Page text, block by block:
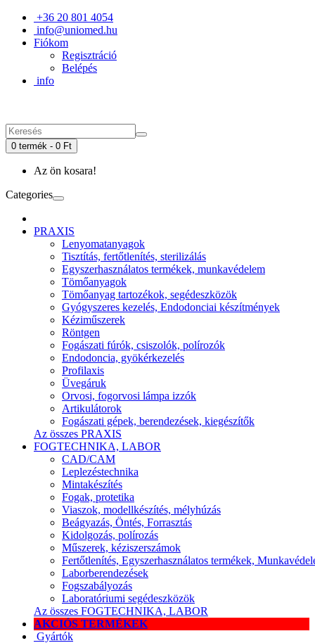
+36 20 801 4054
info@uniomed.hu
Fiókom
Regisztráció
Belépés
info
0 termék - 0 Ft
Az ön kosara!
Categories
PRAXIS
Lenyomatanyagok
Tisztítás, fertőtlenítés, sterilizálás
Egyszerhasználatos termékek, munkavédelem
Tömőanyagok
Tömőanyag tartozékok, segédeszközök
Gyógyszeres kezelés, Endodonciai készítmények
Kéziműszerek
Röntgen
Fogászati fúrók, csiszolók, polírozók
Endodoncia, gyökérkezelés
Profilaxis
Üvegáruk
Orvosi, fogorvosi lámpa izzók
Artikulátorok
Fogászati gépek, berendezések, kiegészítők
Az összes PRAXIS
FOGTECHNIKA, LABOR
CAD/CAM
Leplezéstechnika
Mintakészítés
Fogak, protetika
Viaszok, modellkészítés, mélyhúzás
Beágyazás, Öntés, Forrasztás
Kidolgozás, polírozás
Műszerek, kéziszerszámok
Fertőtlenítés, Egyszerhasználatos termékek,
Laborberendezések
Fogszabályozás
Laboratóriumi segédeszközök
Az összes FOGTECHNIKA, LABOR
AKCIÓS TERMÉKEK
Gyártók